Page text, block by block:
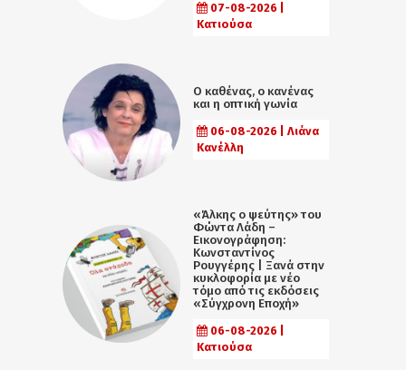
07-08-2026 |
Κατιούσα
Ο καθένας, ο κανένας
και η οπτική γωνία
06-08-2026 | Λιάνα
Κανέλλη
«Άλκης ο ψεύτης» του
Φώντα Λάδη –
Εικονογράφηση:
Κωνσταντίνος
Ρουγγέρης | Ξανά στην
κυκλοφορία με νέο
τόμο από τις εκδόσεις
«Σύγχρονη Εποχή»
06-08-2026 |
Κατιούσα